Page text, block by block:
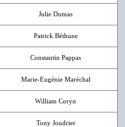
Julie Dumas
Patrick Béthune
Constantin Pappas
Marie-Eugénie Maréchal
William Coryn
Tony Joudrier